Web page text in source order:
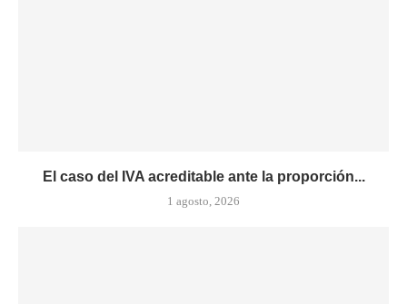
El caso del IVA acreditable ante la proporción...
1 agosto, 2026